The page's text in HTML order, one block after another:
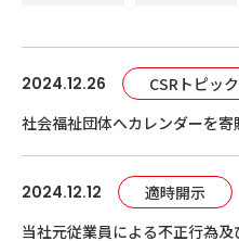
2024.12.26
CSRトピッ
社会福祉団体へカレンダーを寄
2024.12.12
適時開示
当社元従業員による不正行為